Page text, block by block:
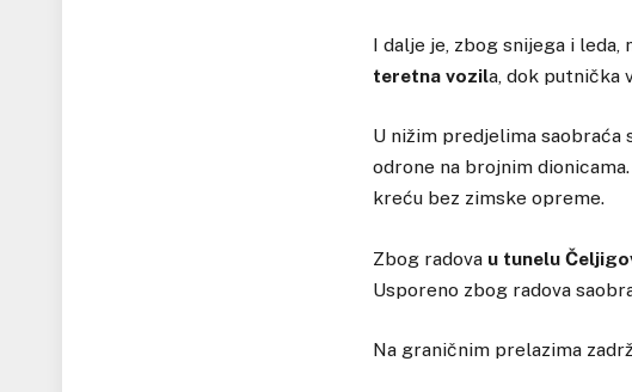
I dalje je, zbog snijega i leda,
teretna vozila, dok putnička
U nižim predjelima saobraća
odrone na brojnim
kreću bez zimske opreme.
Zbog radova u tunelu
Usporeno zbog radova
Na graničnim prelazima